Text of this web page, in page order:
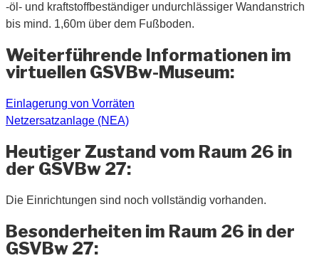
-öl- und kraftstoffbeständiger undurchlässiger Wandanstrich
bis mind. 1,60m über dem Fußboden.
Weiterführende Informationen im
virtuellen GSVBw-Museum:
Einlagerung von Vorräten
Netzersatzanlage (NEA)
Heutiger Zustand vom Raum 26 in
der GSVBw 27:
Die Einrichtungen sind noch vollständig vorhanden.
Besonderheiten im Raum 26 in der
GSVBw 27: